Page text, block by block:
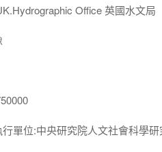
Office 英國水文局
單位:中央研究院人文社會科學